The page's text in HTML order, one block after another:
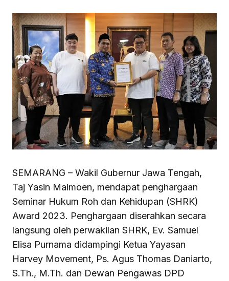
SEMARANG – Wakil Gubernur Jawa Tengah,
Taj Yasin Maimoen, mendapat penghargaan
Seminar Hukum Roh dan Kehidupan (SHRK)
Award 2023. Penghargaan diserahkan secara
langsung oleh perwakilan SHRK, Ev. Samuel
Elisa Purnama didampingi Ketua Yayasan
Harvey Movement, Ps. Agus Thomas Daniarto,
S.Th., M.Th. dan Dewan Pengawas DPD